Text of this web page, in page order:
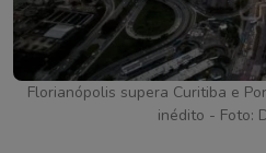
Florianópolis supera Curitiba e
inédito - Foto: